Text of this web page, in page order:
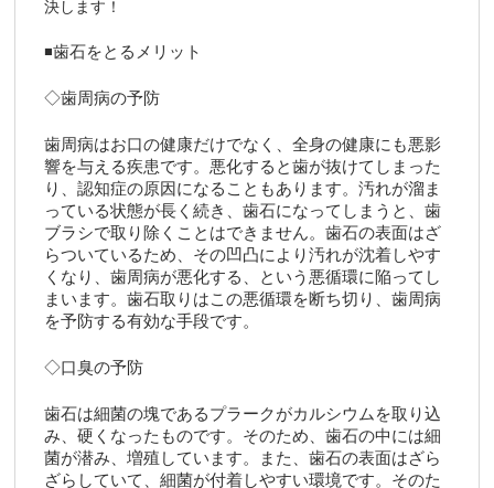
◾️歯石をとるメリット
◇歯周病の予防
歯周病はお口の健康だけでなく、全身の健康にも悪影
響を与える疾患です。悪化すると歯が抜けてしまった
り、認知症の原因になることもあります。汚れが溜ま
っている状態が長く続き、歯石になってしまうと、歯
ブラシで取り除くことはできません。歯石の表面はざ
らついているため、その凹凸により汚れが沈着しやす
くなり、歯周病が悪化する、という悪循環に陥ってし
まいます。歯石取りはこの悪循環を断ち切り、歯周病
を予防する有効な手段です。
◇口臭の予防
歯石は細菌の塊であるプラークがカルシウムを取り込
み、硬くなったものです。そのため、歯石の中には細
菌が潜み、増殖しています。また、歯石の表面はざら
ざらしていて、細菌が付着しやすい環境です。そのた